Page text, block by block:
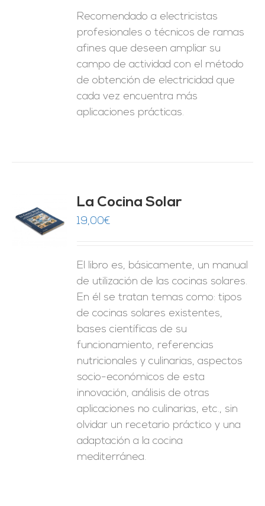
Recomendado a electricistas
profesionales o técnicos de ramas
afines que deseen ampliar su
campo de actividad con el método
de obtención de electricidad que
cada vez encuentra más
aplicaciones prácticas.
La Cocina Solar
19,00€
El libro es, básicamente, un manual
de utilización de las cocinas solares.
En él se tratan temas como: tipos
de cocinas solares existentes,
bases científicas de su
funcionamiento, referencias
nutricionales y culinarias, aspectos
socio-económicos de esta
innovación, análisis de otras
aplicaciones no culinarias, etc., sin
olvidar un recetario práctico y una
adaptación a la cocina
mediterránea.